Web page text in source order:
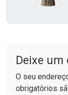
Deixe
O seu
obrigatórios